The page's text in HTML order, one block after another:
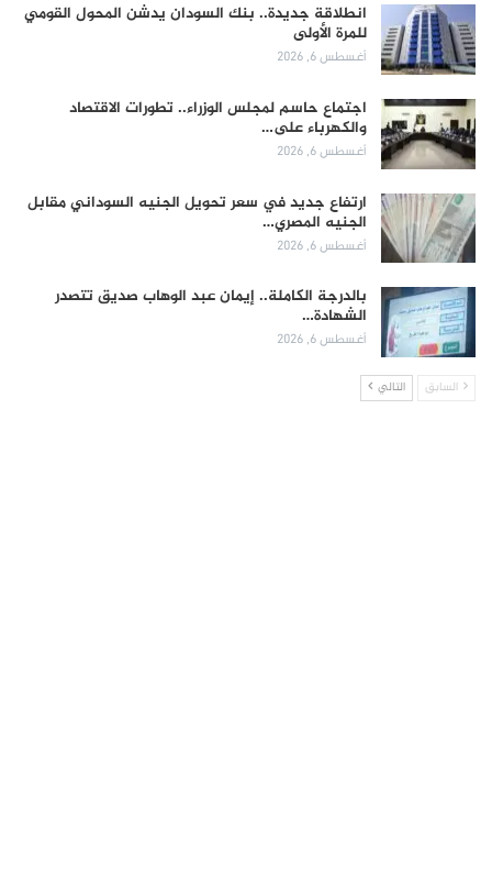
انطلاقة جديدة.. بنك السودان يدشن المحول القومي
للمرة الأولى
أغسطس 6, 2026
اجتماع حاسم لمجلس الوزراء.. تطورات الاقتصاد
والكهرباء على…
أغسطس 6, 2026
ارتفاع جديد في سعر تحويل الجنيه السوداني مقابل
الجنيه المصري…
أغسطس 6, 2026
بالدرجة الكاملة.. إيمان عبد الوهاب صديق تتصدر
الشهادة…
أغسطس 6, 2026
السابق التالي